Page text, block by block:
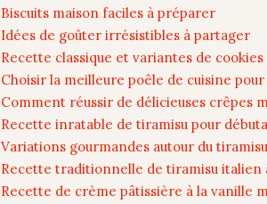
Biscuits maison faciles à préparer
Idées de goûter irrésistibles à partager
Recette classique et variantes de
Choisir la meilleure poêle de cuisine
Comment réussir de délicieuses crêpes
Recette inratable de tiramisu pour
Variations gourmandes autour du tiramisu
Recette traditionnelle de tiramisu italien
Recette de crème pâtissière à la vanille